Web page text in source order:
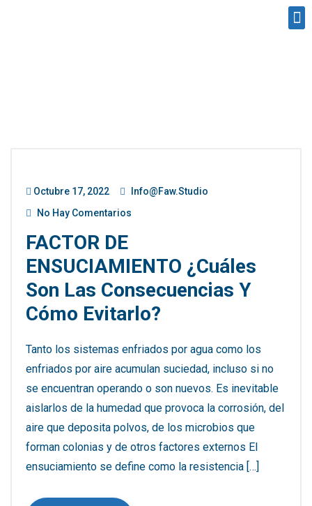
Octubre 17, 2022
Info@faw.studio
No Hay Comentarios
FACTOR DE
ENSUCIAMIENTO ¿cuáles
Son Las Consecuencias Y
Cómo Evitarlo?
Tanto los sistemas enfriados por agua como los
enfriados por aire acumulan suciedad, incluso si no
se encuentran operando o son nuevos. Es inevitable
aislarlos de la humedad que provoca la corrosión, del
aire que deposita polvos, de los microbios que
forman colonias y de otros factores externos El
ensuciamiento se define como la resistencia […]